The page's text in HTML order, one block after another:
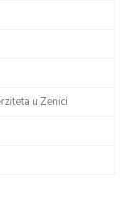
u Zenici